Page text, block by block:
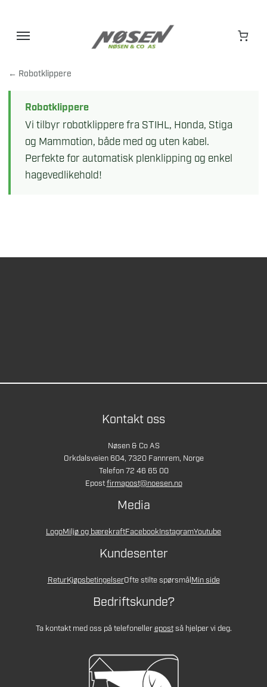
← Robotklippere
Robotklippere
Vi tilbyr robotklippere fra STIHL, Honda, Stiga
og Mammotion, både med og uten kabel.
Perfekte for automatisk plenklipping og enkel
hagevedlikehold!
Kontakt oss
Nøsen & Co AS
Orkdalsveien 604, 7320 Fannrem, Norge
Telefon 72 46 65 00
Epostfirmapost@noesen.no
Media
LogoMiljø og bærekraftFacebookInstagramYoutube
Kundesenter
ReturKjøpsbetingelserOfte stilte spørsmålMin side
Bedriftskunde?
Ta kontakt med oss på telefonellerepostså hjelper vi deg.